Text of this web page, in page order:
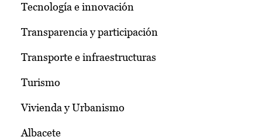
Tecnología e innovación
Transparencia y participación
Transporte e infraestructuras
Turismo
Vivienda y Urbanismo
Albacete